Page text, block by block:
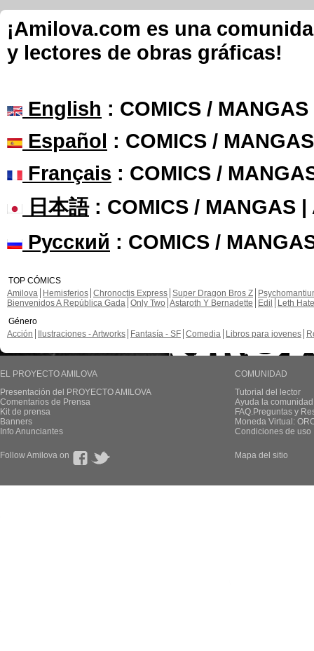
¡Amilova.com es una
y lectores de obras gráficas!
English : COMICS /
Español : COMICS /
Français : COMICS /
日本語: COMICS / MANGAS |
Русский : COMICS /
TOP CÓMICS
Amilova
Hemisferios Chronoctis Express Super Dragon Bros Z
Bienvenidos A República Gada Only Two Astaroth Y Bernadette Edil
Leth Hate
Género
Acción
Ilustraciones - Artworks Fantasía - SF Comedia Libros para jovenes
EL PROYECTO AMILOVA
Presentación del PROYECTO AMILOVA
Comentarios de Prensa
Kit de prensa
Banners
Info Anunciantes
COMUNIDAD
Tutorial del lector
Ayuda la
FAQ.Preguntas y
Moneda Virtual:
Condiciones de uso
Follow Amilova on Mapa del sitio